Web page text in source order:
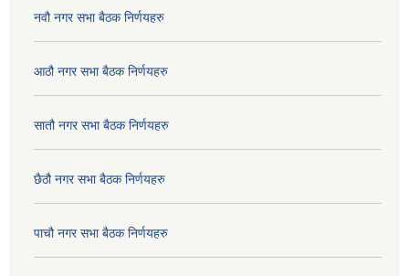
नवौ नगर सभा बैठक निर्णयहरु
आठौ नगर सभा बैठक निर्णयहरु
सातौ नगर सभा बैठक निर्णयहरु
छैठौ नगर सभा बैठक निर्णयहरु
पाचौ नगर सभा बैठक निर्णयहरु